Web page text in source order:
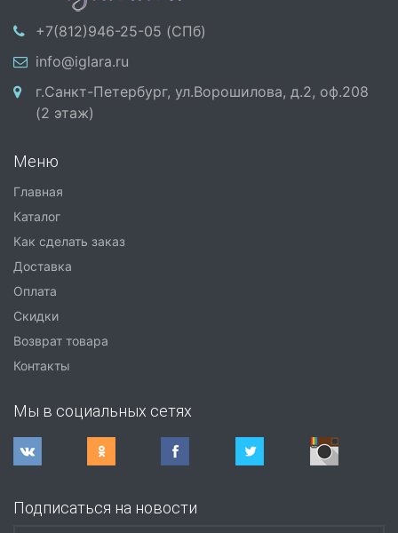
+7(812)946-25-05 (СПб)
info@iglara.ru
г.Санкт-Петербург, ул.Ворошилова, д.2, оф.208
(2 этаж)
Меню
Главная
Каталог
Как сделать заказ
Доставка
Оплата
Скидки
Возврат товара
Контакты
Мы в социальных сетях
Подписаться на новости